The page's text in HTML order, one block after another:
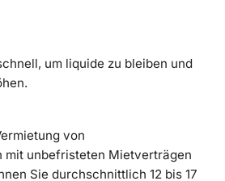
um liquide zu bleiben und
von
mit unbefristeten Mietverträgen
Sie durchschnittlich 12 bis 17